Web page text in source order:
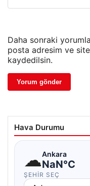
Daha sonraki
posta adresim ve
kaydedilsin.
Hava Durumu
☁Ankara
NaN°C
ŞEHIR SEÇ